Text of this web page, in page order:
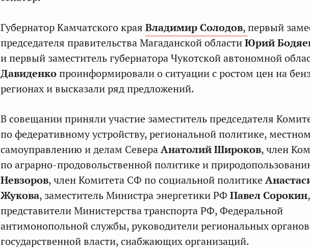
Губернатор Камчатского края Владимир Солодов,первый
председателя правительства Магаданской областиЮрий
и первый заместитель губернатора Чукотской автономной
Давиденкопроинформировали о ситуации с ростом цен на
регионах и высказали ряд предложений.
В совещании приняли участие заместитель председателя
по федеративному устройству, региональной политике,
самоуправлению и делам СевераАнатолий Широков, член
по аграрно-продовольственной политике и
Невзоров, член Комитета СФ по социальной политике
Жукова, заместитель Министра энергетики РФ Павел Сорокин,
представители Министерства транспорта РФ, Федеральной
антимонопольной службы, руководители региональных органов
государственной власти, снабжающих организаций.